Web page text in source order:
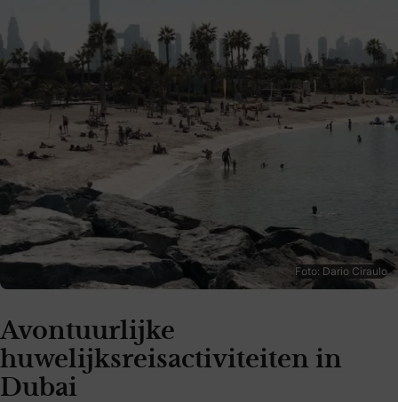
Foto: Dario Ciraulo
Avontuurlijke
huwelijksreisactiviteiten in
Dubai